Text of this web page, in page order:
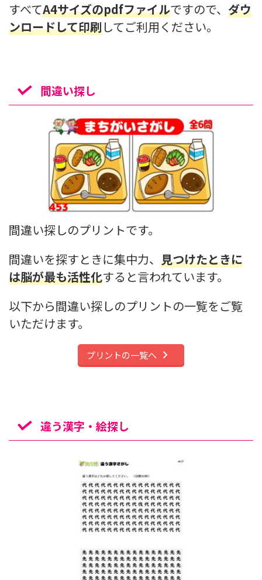
すべてA4サイズのpdfファイルですので、 ダウ
ンロードして印刷してご利用ください。
間違い探し
間違い探しのプリントです。
間違いを探すときに集中力、 見つけたときに
は脳が最も活性化すると言われています。
以下から間違い探しのプリントの一覧をご覧
いただけます。
プリントの一覧へ
違う漢字・絵探し